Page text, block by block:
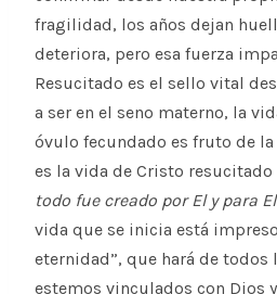
fragilidad, los años dejan
deteriora, pero esa fuerza
Resucitado es el sello vital
a ser en el seno materno, la
óvulo fecundado es fruto de la
es la vida de Cristo resucitado
todo fue creado por El y para El
vida que se inicia está
eternidad”, que hará de todos
estemos vinculados con Dios